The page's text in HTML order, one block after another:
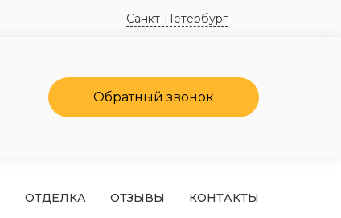
Санкт-Петербург
Обратный звонок
ОТДЕЛКА ОТЗЫВЫ КОНТАКТЫ